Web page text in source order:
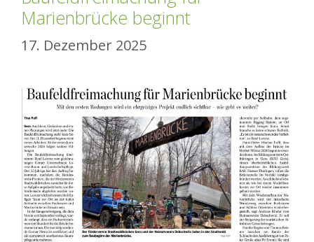
Marienbrücke beginnt
17. Dezember 2025